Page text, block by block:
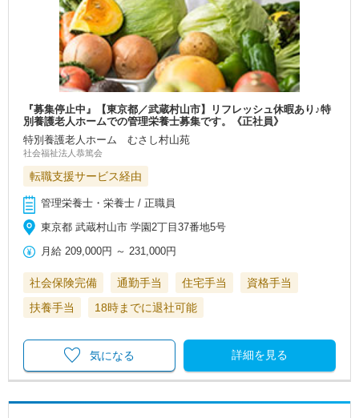
『募集停止中』【東京都／武蔵村山市】リフレッシュ休暇あり♪特
別養護老人ホームでの管理栄養士募集です。《正社員》
特別養護老人ホーム むさし村山苑
社会福祉法人恭篤会
転職支援サービス経由
管理栄養士・栄養士 / 正職員
東京都 武蔵村山市 学園2丁目37番地5号
月給 209,000円 ～231,000円
社会保険完備 通勤手当 住宅手当
資格手当
扶養手当
18時までに退社可能
詳細を見る
気になる